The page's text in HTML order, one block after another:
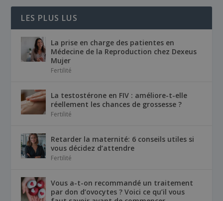
LES PLUS LUS
La prise en charge des patientes en
Médecine de la Reproduction chez Dexeus
Mujer
Fertilité
La testostérone en FIV : améliore-t-elle
réellement les chances de grossesse ?
Fertilité
Retarder la maternité: 6 conseils utiles si
vous décidez d’attendre
Fertilité
Vous a-t-on recommandé un traitement
par don d’ovocytes ? Voici ce qu’il vous